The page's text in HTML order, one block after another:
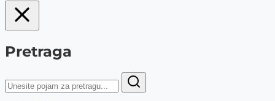
Pretraga